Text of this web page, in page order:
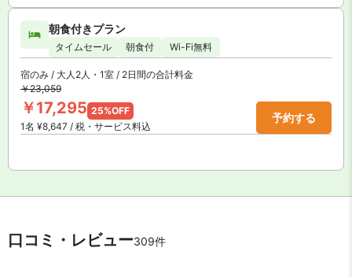
朝食付きプラン
タイムセール 朝食付 Wi-Fi無料
宿のみ / 大人2人・1室 / 2日間の合計料金
￥23,059
￥17,295 25%OFF
1名 ¥8,647 / 税・サービス料込
予約する
口コミ・レビュー309件